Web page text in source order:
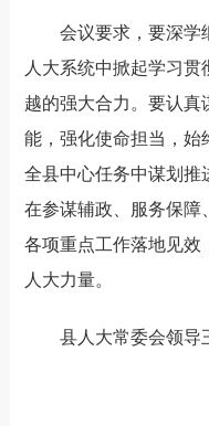
会议要求，要深学
人大系统中掀起学习
越的强大合力。要认真
能，强化使命担当，始
全县中心任务中谋划推
在参谋辅政、服务保障
各项重点工作落地见效
人大力量。
县人大常委会领导